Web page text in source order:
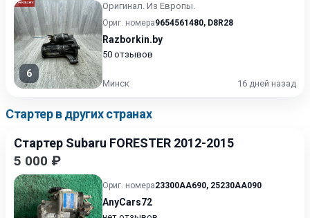
6
Оригинал. Из Европы.
Ориг. номера9654561480, D8R28
Razborkin.by
50 отзывов
Минск 16 дней назад
Стартер в других странах
Стартер Subaru FORESTER 2012-2015
5 000 ₽
Ориг. номера23300AA690, 25230AA090
AnyCars72